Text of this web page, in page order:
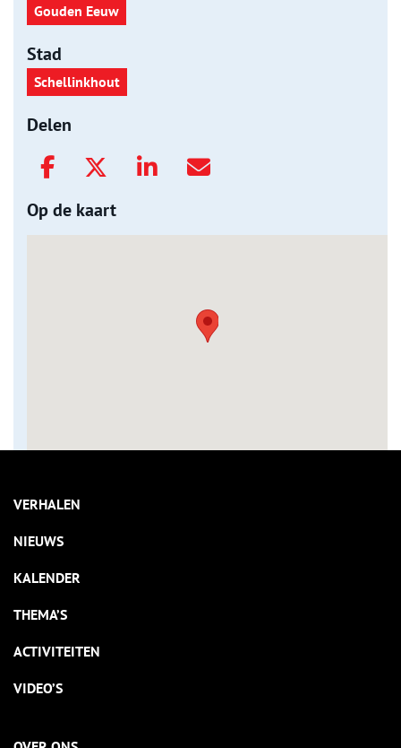
Gouden Eeuw
Stad
Schellinkhout
Delen
Op de kaart
VERHALEN
NIEUWS
KALENDER
THEMA’S
ACTIVITEITEN
VIDEO’S